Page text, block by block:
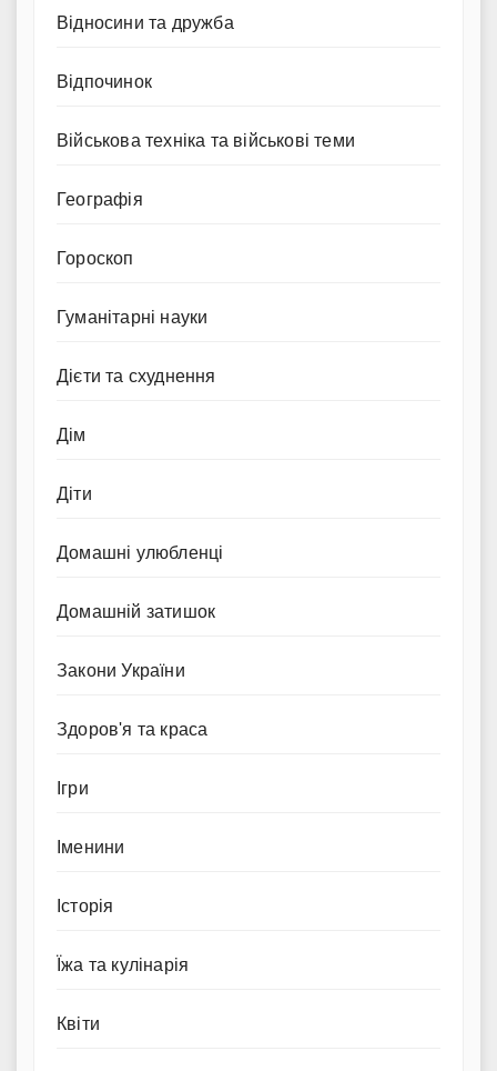
Відносини та дружба
Відпочинок
Військова техніка та військові теми
Географія
Гороскоп
Гуманітарні науки
Дієти та схуднення
Дім
Діти
Домашні улюбленці
Домашній затишок
Закони України
Здоров'я та краса
Ігри
Іменини
Історія
Їжа та кулінарія
Квіти